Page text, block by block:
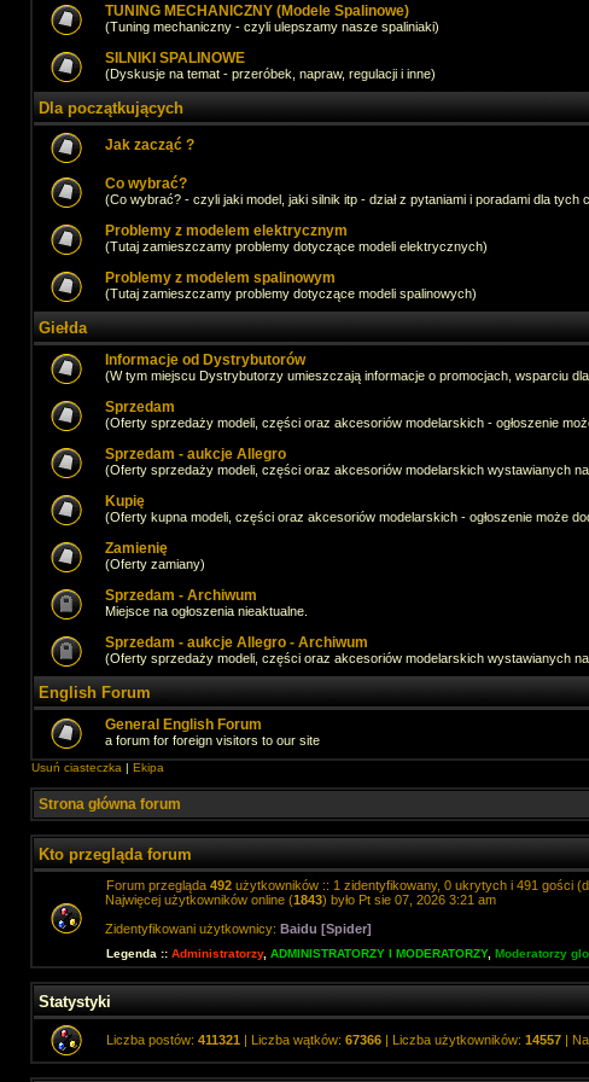
TUNING MECHANICZNY (Modele Spalinowe)
(Tuning mechaniczny - czyli ulepszamy nasze spaliniaki)
SILNIKI SPALINOWE
(Dyskusje na temat - przeróbek, napraw, regulacji i inne)
Dla początkujących
Jak zacząć ?
Co wybrać?
(Co wybrać? - czyli jaki model, jaki silnik itp - dział z pytaniami i poradami dla tych
Problemy z modelem elektrycznym
(Tutaj zamieszczamy problemy dotyczące modeli elektrycznych)
Problemy z modelem spalinowym
(Tutaj zamieszczamy problemy dotyczące modeli spalinowych)
Giełda
Informacje od Dystrybutorów
(W tym miejscu Dystrybutorzy umieszczają informacje o promocjach, wsparciu
Sprzedam
(Oferty sprzedaży modeli, części oraz akcesoriów modelarskich - ogłoszenie
Sprzedam - aukcje Allegro
(Oferty sprzedaży modeli, części oraz akcesoriów modelarskich wystawianych
Kupię
(Oferty kupna modeli, części oraz akcesoriów modelarskich - ogłoszenie może
Zamienię
(Oferty zamiany)
Sprzedam - Archiwum
Miejsce na ogłoszenia nieaktualne.
Sprzedam - aukcje Allegro - Archiwum
(Oferty sprzedaży modeli, części oraz akcesoriów modelarskich wystawianych
English Forum
General English Forum
a forum for foreign visitors to our site
Usuń ciasteczka | Ekipa
Strona główna forum
Kto przegląda forum
Forum przegląda 492 użytkowników :: 1 zidentyfikowany, 0 ukrytych i 491 gości
Najwięcej użytkowników online (1843) było Pt sie 07, 2026 3:21 am
Zidentyfikowani użytkownicy: Baidu [Spider]
Legenda :: Administratorzy, ADMINISTRATORZY I MODERATORZY, Moderatorzy
Statystyki
Liczba postów: 411321 | Liczba wątków: 67366 | Liczba użytkowników: 14557 |